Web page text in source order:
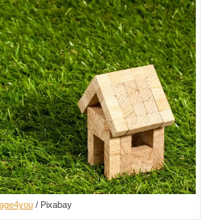
/ Pixabay